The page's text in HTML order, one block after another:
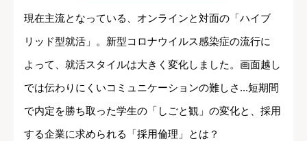
現在主流となっている、オンラインと対面の「ハイブ
リッド型就活」。新型コロナウイルス感染症の流行に
よって、就活スタイルは大きく変化しました。画面越し
では伝わりにくいコミュニケーションの難しさ...短期間
で内定を勝ち取った学生の「しごと観」の変化と、採用
する企業に求められる「採用倫理」とは？